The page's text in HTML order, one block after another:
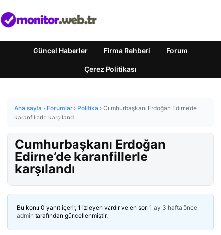
Güncel Haberler Firma Rehberi Forum
Çerez Politikası
Ana sayfa › Forumlar › Politika › Cumhurbaşkanı Erdoğan Edirne’de
karanfillerle karşılandı
Cumhurbaşkanı Erdoğan
Edirne’de karanfillerle
karşılandı
Bu konu 0 yanıt içerir, 1 izleyen vardır ve en son 1 ay 3 hafta önce
admin tarafından güncellenmiştir.